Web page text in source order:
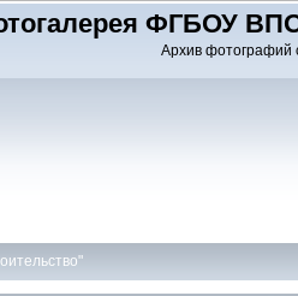
ФГБОУ
Архив фотографий